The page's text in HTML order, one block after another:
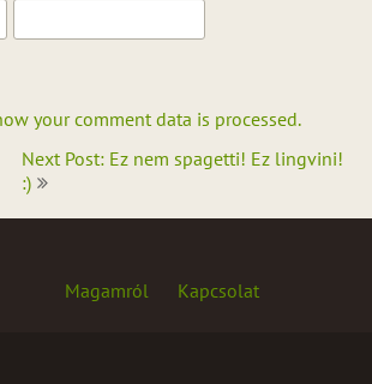
your comment data is processed.
Next Post: Ez nem spagetti! Ez lingvini!
:)
Magamról Kapcsolat